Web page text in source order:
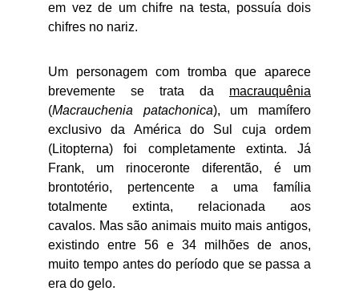
em vez de um chifre na testa, possuía dois
chifres no nariz.
Um personagem com tromba que aparece
brevemente se trata da macrauquênia
(Macrauchenia patachonica), um mamífero
exclusivo da América do Sul cuja ordem
(Litopterna) foi completamente extinta. Já
Frank, um rinoceronte diferentão, é um
brontotério, pertencente a uma família
totalmente extinta, relacionada aos
cavalos. Mas são animais muito mais antigos,
existindo entre 56 e 34 milhões de anos,
muito tempo antes do período que se passa a
era do gelo.